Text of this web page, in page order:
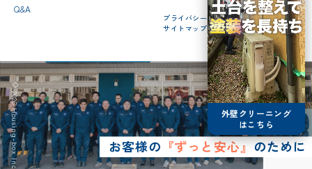
Q&A
プライバシーポリシー
サイトマップ
お客様の 『ずっと安心』のために
© 2026 Housing-box Inc.
外壁クリーニング
はこちら